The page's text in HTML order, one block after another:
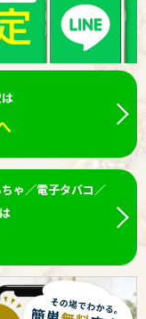
ゃ／電子タバコ／